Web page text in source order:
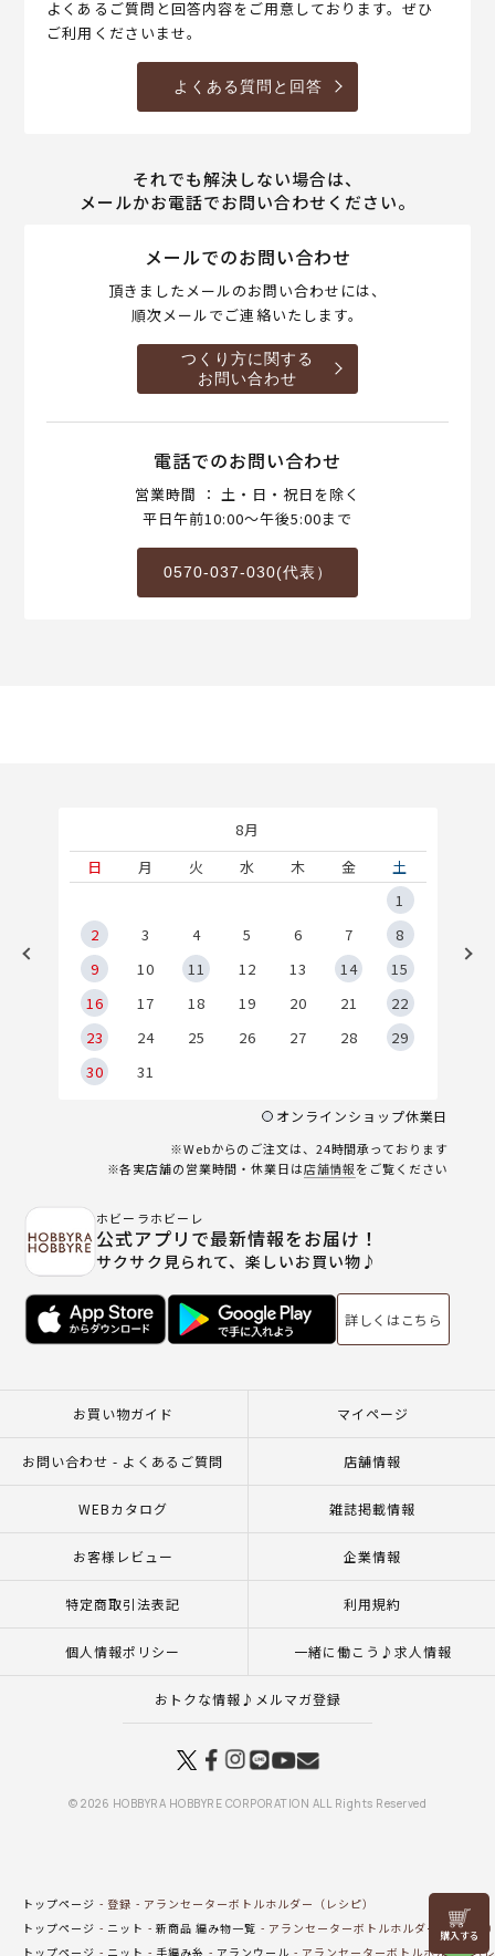
リリヤン
フェア
よくあるご質問と回答内容をご用意しております。ぜひ
ご利用くださいませ。
よくある質問と回答
それでも解決しない場合は、
メールかお電話でお問い合わせください。
メールでのお問い合わせ
頂きましたメールのお問い合わせには、
順次メールでご連絡いたします。
つくり方に関する
お問い合わせ
電話でのお問い合わせ
営業時間 ： 土・日・祝日を除く
平日午前10:00～午後5:00まで
0570-037-030(代表）
8月
日
月 火 水 木 金
土
1
2
3 4 5 6 7
8
9
10 11 12 13 14
15
16
17 18 19 20 21
22
23
24 25 26 27 28
29
30
31
オンラインショップ休業日
※Webからのご注文は、24時間承っております
※各実店舗の営業時間・休業日は店舗情報をご覧ください
ホビーラホビーレ
公式アプリで最新情報をお届け！
サクサク見られて、楽しいお買い物♪
詳しくはこちら
お買い物ガイド マイページ
お問い合わせ - よくあるご質問 店舗情報
WEBカタログ 雑誌掲載情報
お客様レビュー 企業情報
特定商取引法表記 利用規約
個人情報ポリシー 一緒に働こう♪求人情報
おトクな情報♪メルマガ登録
© 2026 HOBBYRA HOBBYRE CORPORATION ALL Rights Reserved
トップページ 登録
アランセーターボトルホルダー（レシピ）
トップページ
ニット 新商品 編み物一覧
アランセーターボトルホルダー（レシピ
トップページ
ニット 手編み糸 アランウール アランセーターボトルホルダー（